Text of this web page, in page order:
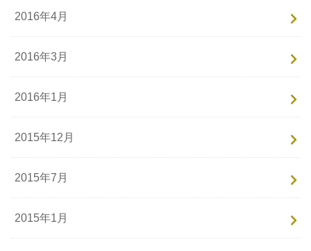
2016年4月
2016年3月
2016年1月
2015年12月
2015年7月
2015年1月